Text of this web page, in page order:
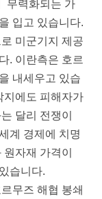
무력화되는 가
입고 있습니다.
미군기지 제공
. 이란측은 호르
내세우고 있습
지에도 피해자가
달리 전쟁이
계 경제에 치명
자재 가격이
습니다.
무즈 해협 봉쇄